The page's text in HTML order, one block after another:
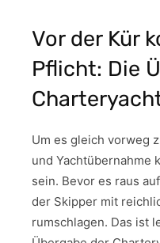
Vor der Kür
Pflicht: Die
Um es gleich vorweg
und Yachtübernahme
sein. Bevor es raus
der Skipper mit
rumschlagen. Das ist